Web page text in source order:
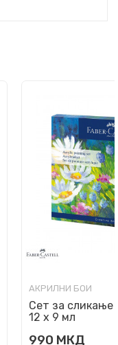
АКРИЛНИ БОИ
Сет за сликање
12 х 9 мл
990 МКД